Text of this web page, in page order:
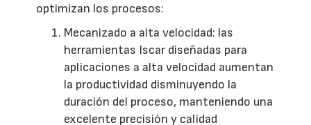
optimizan los procesos:
Mecanizado a alta velocidad: las
herramientas Iscar diseñadas para
aplicaciones a alta velocidad aumentan
la productividad disminuyendo la
duración del proceso, manteniendo una
excelente precisión y calidad